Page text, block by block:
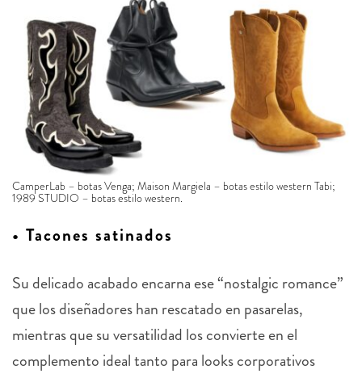
CamperLab – botas Venga; Maison Margiela – botas estilo western Tabi;
1989 STUDIO – botas estilo western.
• Tacones satinados
Su delicado acabado encarna ese “nostalgic romance”
que los diseñadores han rescatado en pasarelas,
mientras que su versatilidad los convierte en el
complemento ideal tanto para looks corporativos